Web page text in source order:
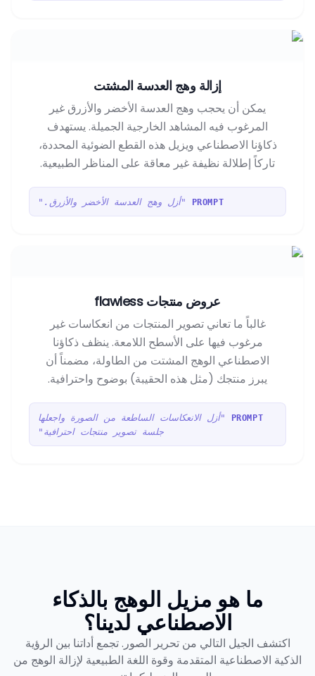
إزالة وهج العدسة المشتت
يمكن أن يحجب وهج العدسة الأخضر والأزرق غير
المرغوب فيه المشاهد الخارجية الجميلة. يستهدف
ذكاؤنا الاصطناعي ويزيل هذه القطع الضوئية المحددة،
تاركاً إطلالة نظيفة غير معاقة على المناظر الطبيعية.
PROMPT "أزل وهج العدسة الأخضر والأزرق."
عروض منتجات flawless
غالباً ما تعاني تصوير المنتجات من انعكاسات غير
مرغوب فيها على الأسطح اللامعة. ينظف ذكاؤنا
الاصطناعي الوهج المشتت من الطاولة، مضمناً أن
يبرز منتجك (مثل هذه الحقيبة) بوضوح واحترافية.
PROMPT
"أزل الانعكاسات الساطعة من الصورة واجعلها
جلسة تصوير منتجات احترافية"
ما هو مزيل الوهج بالذكاء
الاصطناعي لدينا؟
اكتشف الجيل التالي من تحرير الصور. تجمع أداتنا بين الرؤية
الذكية الاصطناعية المتقدمة وقوة اللغة الطبيعية لإزالة الوهج من